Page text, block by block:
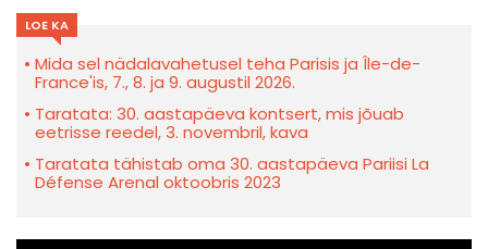
LOE KA
Mida sel nädalavahetusel teha Parisis ja Île-de-
France'is, 7., 8. ja 9. augustil 2026.
Taratata: 30. aastapäeva kontsert, mis jõuab
eetrisse reedel, 3. novembril, kava
Taratata tähistab oma 30. aastapäeva Pariisi La
Défense Arenal oktoobris 2023